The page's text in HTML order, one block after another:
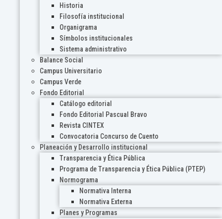
Historia
Filosofía institucional
Organigrama
Símbolos institucionales
Sistema administrativo
Balance Social
Campus Universitario
Campus Verde
Fondo Editorial
Catálogo editorial
Fondo Editorial Pascual Bravo
Revista CINTEX
Convocatoria Concurso de Cuento
Planeación y Desarrollo institucional
Transparencia y Ética Pública
Programa de Transparencia y Ética Pública (PTEP)
Normograma
Normativa Interna
Normativa Externa
Planes y Programas